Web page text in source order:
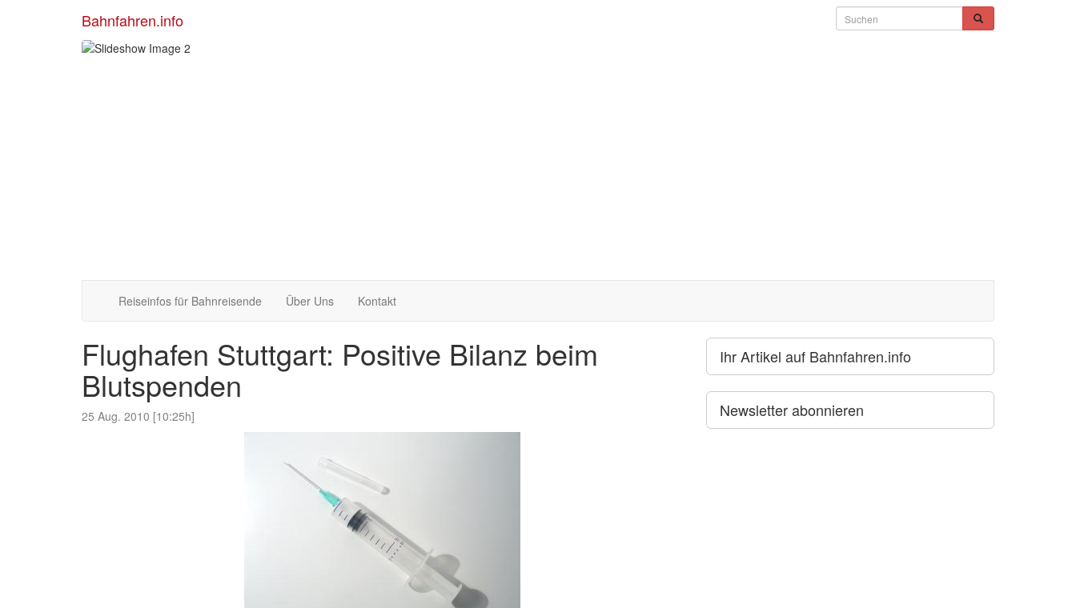
Bahnfahren.info
Reiseinfos für Bahnreisende Über Uns Kontakt
Flughafen Stuttgart: Positive Bilanz beim
Blutspenden
25 Aug. 2010 [10:25h]
Ihr Artikel auf Bahnfahren.info
Newsletter abonnieren